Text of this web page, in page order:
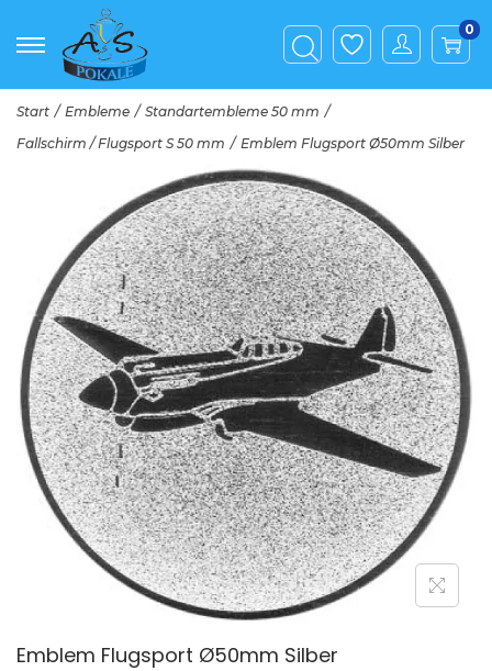
0
Start / Embleme / Standartembleme 50 mm /
Fallschirm / Flugsport S 50 mm / Emblem Flugsport Ø50mm Silber
Emblem Flugsport Ø50mm Silber